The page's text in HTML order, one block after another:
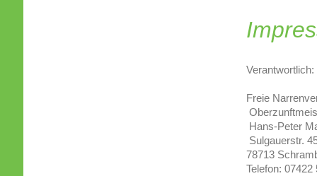
Verantwortlich:
Freie
Hans-Peter
Sulgauerstr.
78713
Telefon: 07422